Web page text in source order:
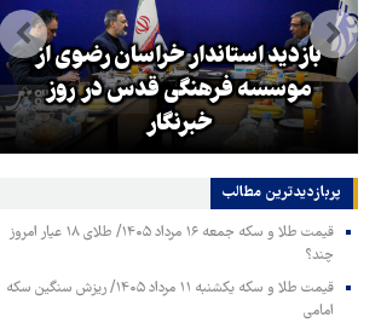
بازدید استاندار خراسان رضوی از
موسسه فرهنگی قدس در روز
خبرنگار
پربازدیدترین‌ مطالب
قیمت طلا و سکه جمعه ۱۶ مرداد ۱۴۰۵/ طلای ۱۸ عیار امروز
چند؟
قیمت طلا و سکه یکشنبه ۱۱ مرداد ۱۴۰۵/ ریزش سنگین سکه
امامی